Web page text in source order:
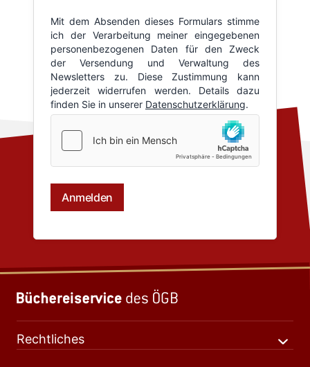
Rechtliches